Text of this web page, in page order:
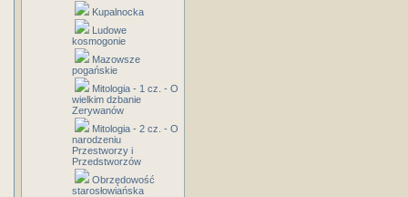
Kupalnocka
Ludowe
kosmogonie
Mazowsze
pogańskie
Mitologia - 1 cz. - O
wielkim dzbanie
Zerywanów
Mitologia - 2 cz. - O
narodzeniu
Przestworzy i
Przedstworzów
Obrzędowość
starosłowiańska